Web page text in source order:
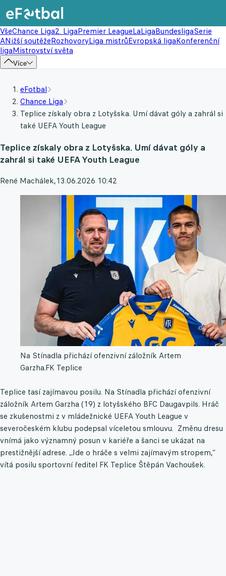
VšeChance Liga2. LigaPremier LeagueLaLigaBundesligaSerie
ANižší soutěžeRozhovoryLiga mistrůEvropská ligaKonferenční
ligaMistrovství světa
Více
eFotbal
Chance Liga
Teplice získaly obra z Lotyšska. Umí dávat góly a zahrál si
také UEFA Youth League
Teplice získaly obra z Lotyšska. Umí dávat góly a
zahrál si také UEFA Youth League
René Machálek,13.06.2026 10:42
Na Stínadla přichází ofenzivní záložník Artem
Garzha.FK Teplice
Teplice tasí zajímavou posilu. Na Stínadla přichází ofenzivní
záložník Artem Garzha (19) z lotyšského BFC Daugavpils. Hráč
se zkušenostmi z v mládežnické UEFA Youth League v
severočeském klubu podepsal víceletou smlouvu. Změnu dresu
vnímá jako významný posun v kariéře a šanci se ukázat na
prestižnější adrese. „Jde o hráče s velmi zajímavým stropem,“
vítá posilu sportovní ředitel FK Teplice Štěpán Vachoušek.